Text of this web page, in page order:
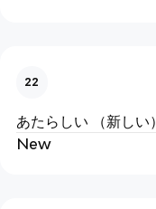
22
あたらしい （新しい）
New